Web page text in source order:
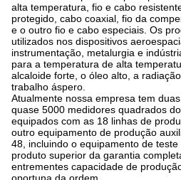
alta temperatura, fio e cabo
protegido, cabo coaxial, fio da
e o outro fio e cabo especiais. Os
utilizados nos dispositivos
instrumentação, metalurgia e
para a temperatura de alta
alcaloide forte, o óleo alto, a
trabalho áspero.
Atualmente nossa empresa tem
quase 5000 medidores quadrados
equipados com as 18 linhas de
outro equipamento de produção
48, incluindo o equipamento de
produto superior da garantia
entrementes capacidade de